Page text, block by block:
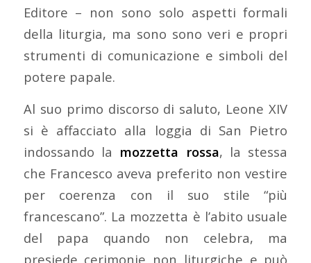
Editore – non sono solo aspetti formali
della liturgia, ma sono sono veri e propri
strumenti di comunicazione e simboli del
potere papale.
Al suo primo discorso di saluto, Leone XIV
si è affacciato alla loggia di San Pietro
indossando la mozzetta rossa, la stessa
che Francesco aveva preferito non vestire
per coerenza con il suo stile “più
francescano”. La mozzetta è l’abito usuale
del papa quando non celebra, ma
presiede cerimonie non liturgiche e può